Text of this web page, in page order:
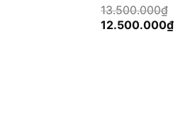
13.500.000₫
Giá
12.500.000₫Giá